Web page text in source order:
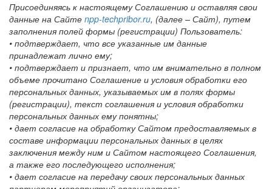
Присоединяясь к настоящему Соглашению и оставляя свои
данные на Сайте npp-techpribor.ru, (далее – Сайт), путем
заполнения полей формы (регистрации) Пользователь:
• подтверждает, что все указанные им данные
принадлежат лично ему;
• подтверждает и признает, что им внимательно в полном
объеме прочитано Соглашение и условия обработки его
персональных данных, указываемых им в полях формы
(регистрации), текст соглашения и условия обработки
персональных данных ему понятны;
• дает согласие на обработку Сайтом предоставляемых в
составе информации персональных данных в целях
заключения между ним и Сайтом настоящего Соглашения,
а также его последующего исполнения;
• дает согласие на передачу своих персональных данных